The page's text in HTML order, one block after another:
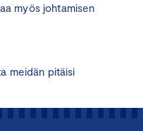
myös johtamisen
meidän pitäisi